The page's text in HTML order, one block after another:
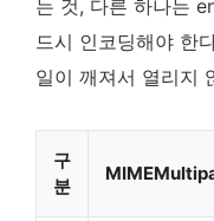
는 것, 다른 하나는
드시 인코딩해야 한
일이 깨져서 열리지
구
분